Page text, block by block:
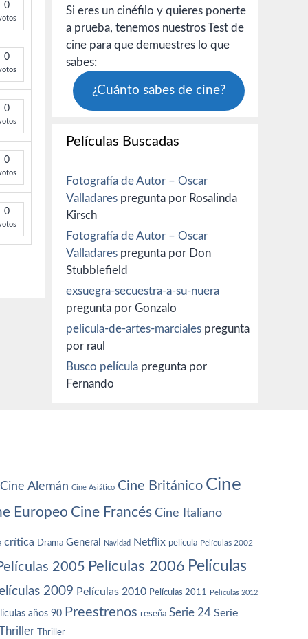
0
0
0
0
0
Si eres un cinéfilo y quieres ponerte
a prueba, tenemos nuestros Test de
cine para que demuestres lo que
sabes:
¿Cuánto sabes de cine?
Películas Buscadas
Fotografía de Autor – Oscar
Valladares pregunta por Rosalinda
Kirsch
Fotografía de Autor – Oscar
Valladares pregunta por Don
Stubblefield
exsuegra-secuestra-a-su-nuera
pregunta por Gonzalo
pelicula-de-artes-marciales pregunta
por raul
Busco película pregunta por
Fernando
Cine Alemán Cine Asiático Cine Británico Cine
Europeo Cine Francés Cine Italiano
crítica Drama General Navidad Netflix película Películas 2002
2005 Películas 2006 Películas
2009 Películas 2010 Películas 2011 Películas 2012
años 90 Preestrenos reseña Serie 24 Serie
Thriller